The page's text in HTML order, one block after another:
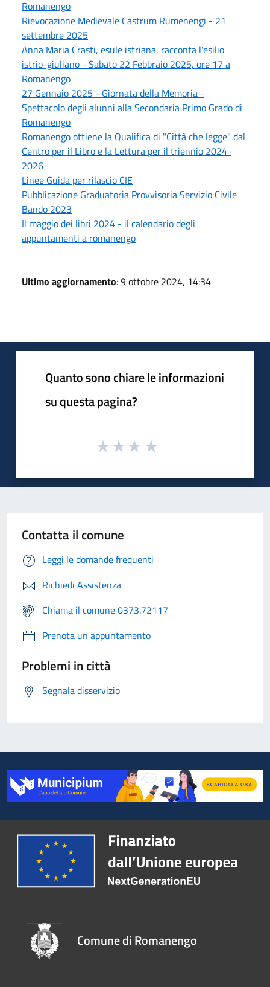
Romanengo
Rievocazione Medievale Castrum Rumenengi - 21
settembre 2025
Anna Maria Crasti, esule istriana, racconta l'esilio
istrio-giuliano - Sabato 22 Febbraio 2025, ore 17 a
Romanengo
27 Gennaio 2025 - Giornata della Memoria -
Spettacolo degli alunni alla Secondaria Primo Grado di
Romanengo
Romanengo ottiene la Qualifica di "Città che legge" dal
Centro per il Libro e la Lettura per il triennio 2024-
2026
Linee Guida per rilascio CIE
Pubblicazione Graduatoria Provvisoria Servizio Civile
Bando 2023
Il maggio dei libri 2024 - il calendario degli
appuntamenti a romanengo
Ultimo aggiornamento: 9 ottobre 2024, 14:34
Quanto sono chiare le informazioni
su questa pagina?
Contatta il comune
Leggi le domande frequenti
Richiedi Assistenza
Chiama il comune 0373.72117
Prenota un appuntamento
Problemi in città
Segnala disservizio
Comune di Romanengo